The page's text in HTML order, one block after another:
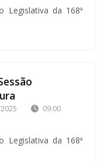
Legislativa da 168ª
09:00
Legislativa da 168ª